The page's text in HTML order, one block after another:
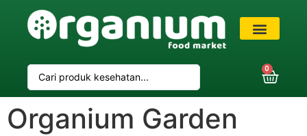
0
Organium Garden